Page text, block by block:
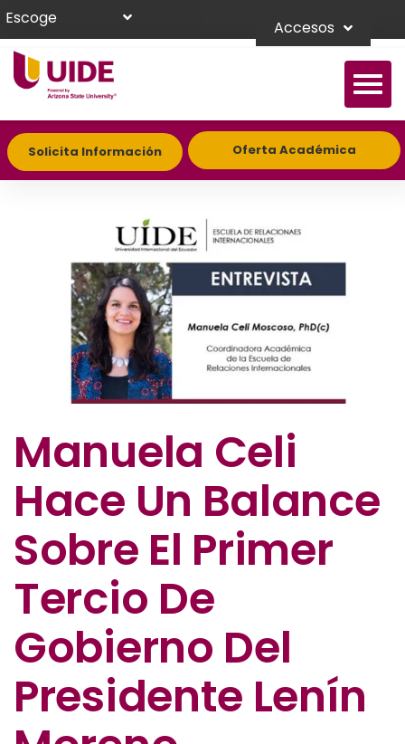
Escoge Accesos
Solicita Información Oferta Académica
Manuela Celi
Hace Un Balance
Sobre El Primer
Tercio De
Gobierno Del
Presidente Lenín